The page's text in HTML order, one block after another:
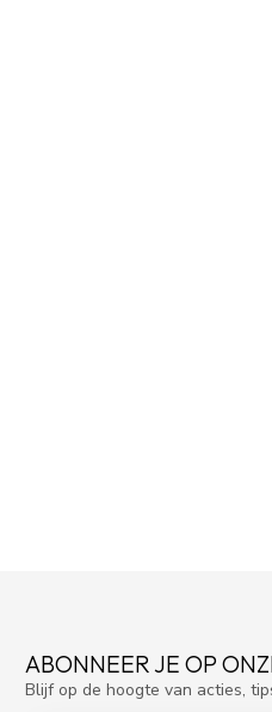
ABONNEER JE OP
Blijf op de hoogte van acties,